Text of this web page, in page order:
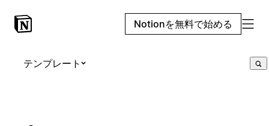
Notionを無料で始める
テンプレート